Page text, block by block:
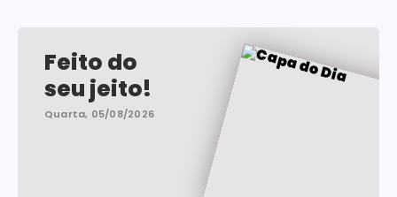
Feito do
seu jeito!
Quarta, 05/08/2026